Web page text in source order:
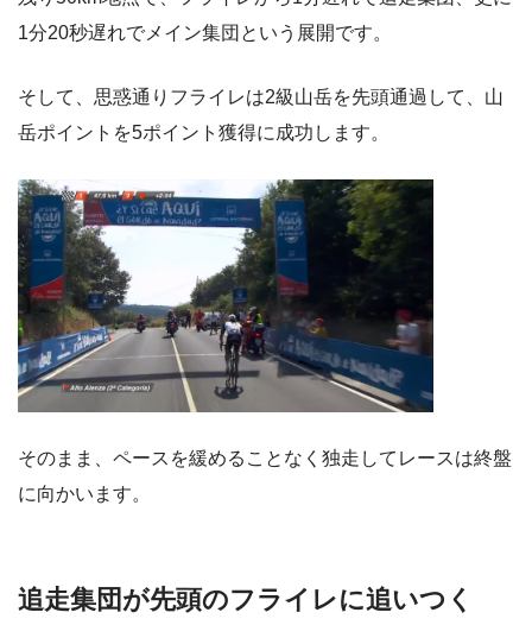
1分20秒遅れでメイン集団という展開です。
そして、思惑通りフライレは2級山岳を先頭通過して、山
岳ポイントを5ポイント獲得に成功します。
そのまま、ペースを緩めることなく独走してレースは終盤
に向かいます。
追走集団が先頭のフライレに追いつく